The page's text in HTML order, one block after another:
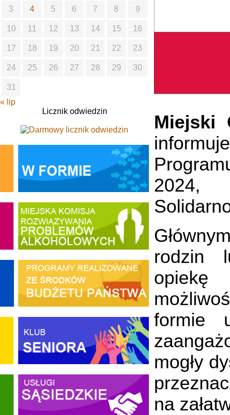
Miejski
2024,
rodzin
opiekę
formie
mogły
na
3 4 5 6 7 8 9
10 11 12 13 14 15 16
17 18 19 20 21 22 23
24 25 26 27 28 29 30
31
« lip
Licznik odwiedzin